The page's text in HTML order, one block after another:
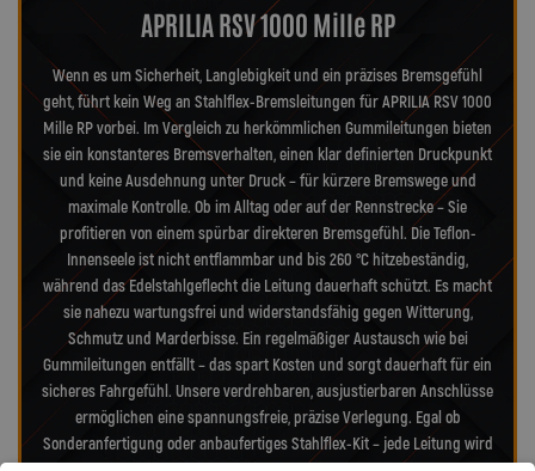
APRILIA RSV 1000 Mille RP
Wenn es um Sicherheit, Langlebigkeit und ein präzises Bremsgefühl
geht, führt kein Weg an Stahlflex-Bremsleitungen für APRILIA RSV 1000
Mille RP vorbei. Im Vergleich zu herkömmlichen Gummileitungen bieten
sie ein konstanteres Bremsverhalten, einen klar definierten Druckpunkt
und keine Ausdehnung unter Druck – für kürzere Bremswege und
maximale Kontrolle. Ob im Alltag oder auf der Rennstrecke – Sie
profitieren von einem spürbar direkteren Bremsgefühl. Die Teflon-
Innenseele ist nicht entflammbar und bis 260 °C hitzebeständig,
während das Edelstahlgeflecht die Leitung dauerhaft schützt. Es macht
sie nahezu wartungsfrei und widerstandsfähig gegen Witterung,
Schmutz und Marderbisse. Ein regelmäßiger Austausch wie bei
Gummileitungen entfällt – das spart Kosten und sorgt dauerhaft für ein
sicheres Fahrgefühl. Unsere verdrehbaren, ausjustierbaren Anschlüsse
ermöglichen eine spannungsfreie, präzise Verlegung. Egal ob
Sonderanfertigung oder anbaufertiges Stahlflex-Kit – jede Leitung wird